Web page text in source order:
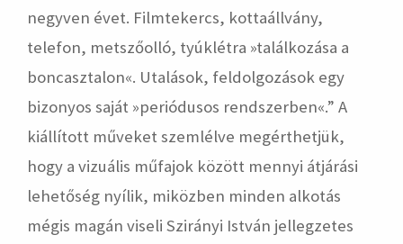
negyven évet. Filmtekercs, kottaállvány,
telefon, metszőolló, tyúklétra »találkozása a
boncasztalon«. Utalások, feldolgozások egy
bizonyos saját »periódusos rendszerben«.” A
kiállított műveket szemlélve megérthetjük,
hogy a vizuális műfajok között mennyi átjárási
lehetőség nyílik, miközben minden alkotás
mégis magán viseli Szirányi István jellegzetes